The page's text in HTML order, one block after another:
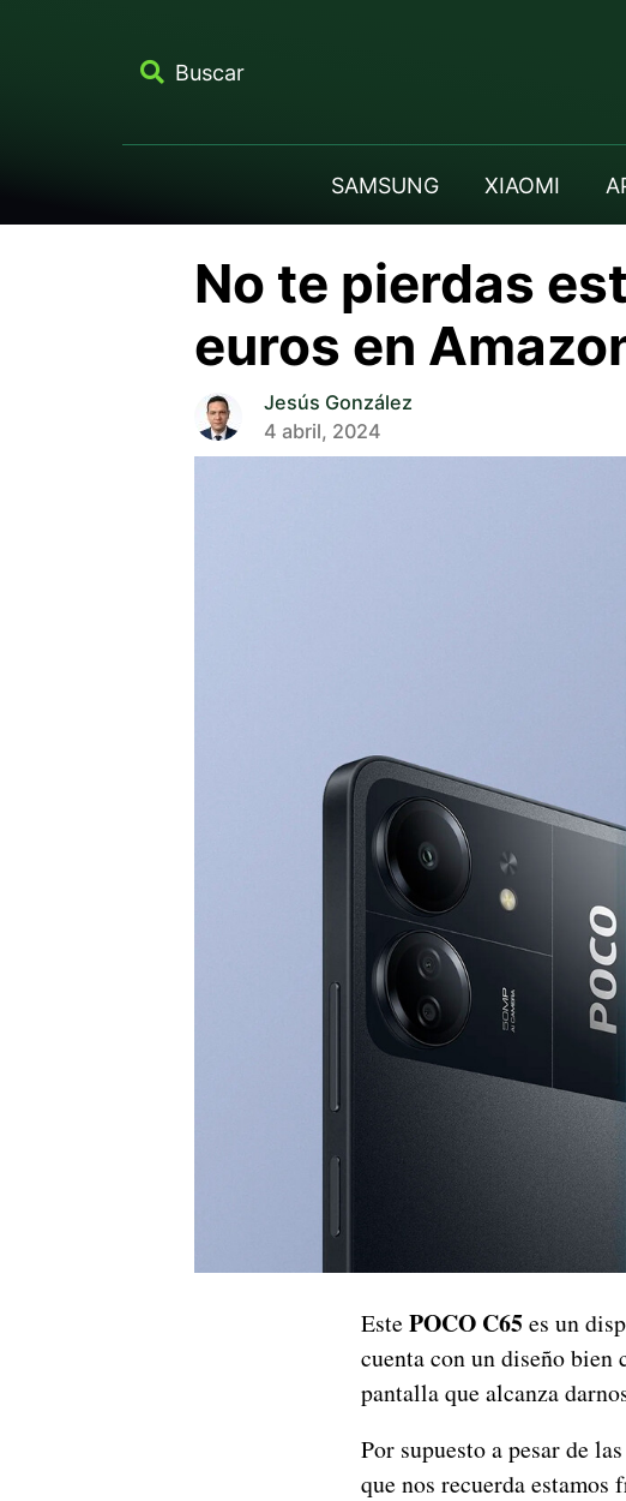
Buscar
SAMSUNG XIAOMI
No te pierdas
euros en
Jesús González
4 abril, 2024
Este POCO C65es un
cuenta con un diseño
pantalla que alcanza
Por supuesto a pesar de
que nos recuerda